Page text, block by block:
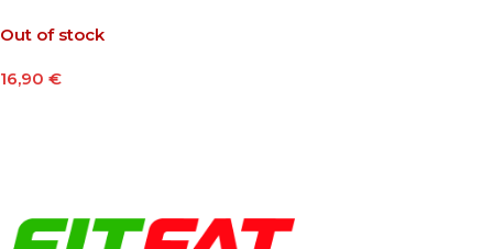
Out of stock
16,90 €